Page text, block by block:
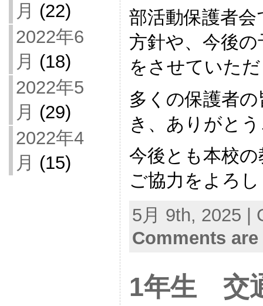
月 (22)
2022年6
月 (18)
2022年5
月 (29)
2022年4
月 (15)
部活動保護者
方針や、今後
をさせていた
多くの保護者
き、ありがと
今後とも本校
ご協力をよろ
5月 9th, 2025 |
Comments
1年生 交